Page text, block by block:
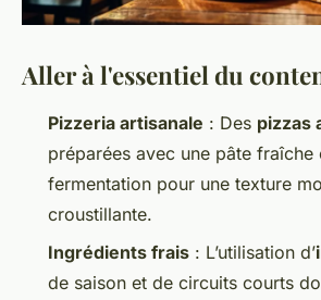
Aller à l'essentiel du
Pizzeria artisanale : Des pizzas
préparées avec une pâte fraîche
fermentation pour une texture
croustillante.
Ingrédients frais : L’utilisation d’
de saison et de circuits courts